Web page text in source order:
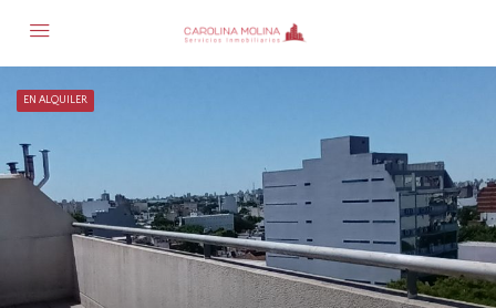
EN ALQUILER